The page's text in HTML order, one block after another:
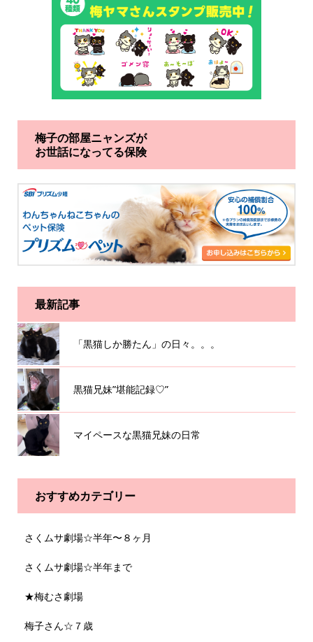
梅子の部屋ニャンズが
お世話になってる保険
最新記事
「黒猫しか勝たん」の日々。。。
黒猫兄妹”堪能記録♡”
マイペースな黒猫兄妹の日常
おすすめカテゴリー
さくムサ劇場☆半年〜８ヶ月
さくムサ劇場☆半年まで
★梅むさ劇場
梅子さん☆７歳